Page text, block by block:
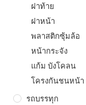
ฝาท้าย
ฝาหน้า
พลาสติกซุ้มล้อ
หน้ากระจัง
แก้ม บังโคลน
โครงกันชนหน้า
รถบรรทุก